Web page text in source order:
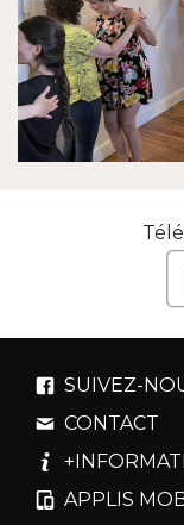
SUIVEZ-
CONTACT
APPLIS